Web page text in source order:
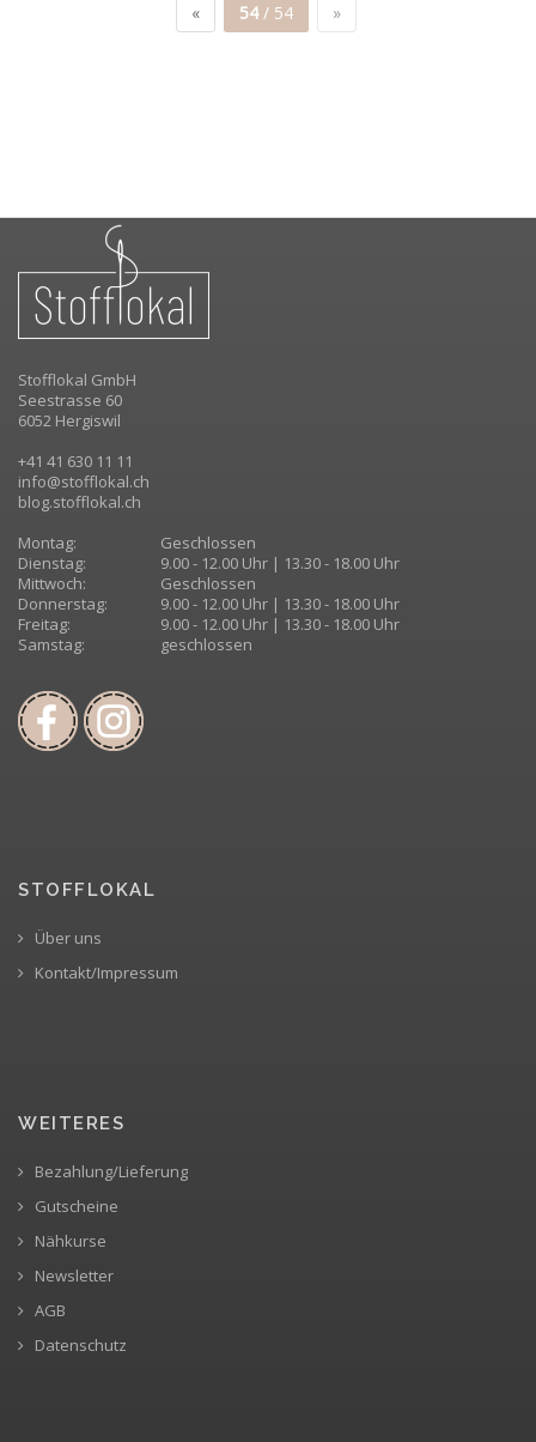
« 54/ 54 »
Stofflokal GmbH
Seestrasse 60
6052 Hergiswil
+41 41 630 11 11
info@stofflokal.ch
blog.stofflokal.ch
Montag:
Geschlossen
Dienstag:
9.00 - 12.00 Uhr | 13.30 - 18.00 Uhr
Mittwoch:
Geschlossen
Donnerstag:
9.00 - 12.00 Uhr | 13.30 - 18.00 Uhr
Freitag:
9.00 - 12.00 Uhr | 13.30 - 18.00 Uhr
Samstag:
geschlossen
STOFFLOKAL
Über uns
Kontakt/Impressum
WEITERES
Bezahlung/Lieferung
Gutscheine
Nähkurse
Newsletter
AGB
Datenschutz